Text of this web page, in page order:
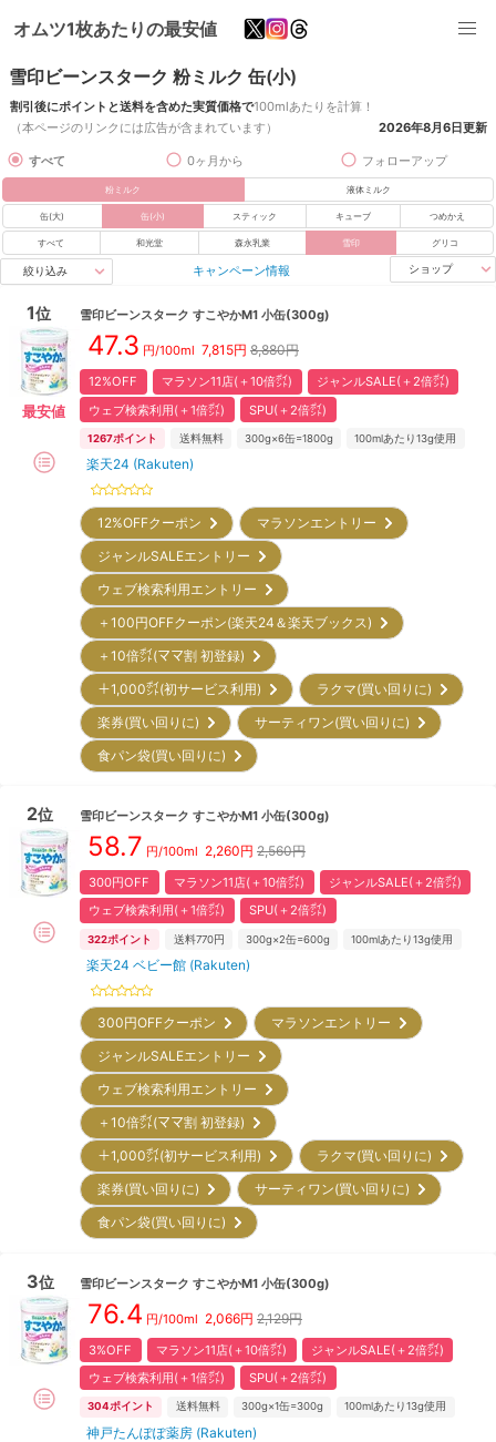
オムツ1枚あたりの最安値
雪印ビーンスターク 粉ミルク 缶(小)
割引後にポイントと送料を含めた実質価格で100mlあたりを計算！
（本ページのリンクには広告が含まれています）
2026年8月6日更新
すべて 0ヶ月から フォローアップ
粉ミルク 液体ミルク
缶(大) 缶(小) スティック キューブ つめかえ
すべて 和光堂 森永乳業 雪印 グリコ
絞り込み キャンペーン情報 ショップ
1位
最安値
雪印ビーンスターク すこやかM1 小缶(300g)
47.3 円/100ml 7,815円 8,880円
12%OFF マラソン11店(＋10倍㌽)
ジャンルSALE(＋2倍㌽)
ウェブ検索利用(＋1倍㌽)
SPU(＋2倍㌽)
1267ポイント 送料無料 300g×6缶=1800g 100mlあたり13g使用
楽天24 (Rakuten)
12%OFFクーポン
マラソンエントリー
ジャンルSALEエントリー
ウェブ検索利用エントリー
＋100円OFFクーポン(楽天24＆楽天ブックス)
＋10倍㌽(ママ割 初登録)
＋1,000㌽(初サービス利用)
ラクマ(買い回りに)
楽券(買い回りに)
サーティワン(買い回りに)
食パン袋(買い回りに)
2位 雪印ビーンスターク すこやかM1 小缶(300g)
58.7 円/100ml 2,260円 2,560円
300円OFF マラソン11店(＋10倍㌽)
ジャンルSALE(＋2倍㌽)
ウェブ検索利用(＋1倍㌽)
SPU(＋2倍㌽)
322ポイント 送料770円 300g×2缶=600g 100mlあたり13g使用
楽天24 ベビー館 (Rakuten)
300円OFFクーポン
マラソンエントリー
ジャンルSALEエントリー
ウェブ検索利用エントリー
＋10倍㌽(ママ割 初登録)
＋1,000㌽(初サービス利用)
ラクマ(買い回りに)
楽券(買い回りに)
サーティワン(買い回りに)
食パン袋(買い回りに)
3位 雪印ビーンスターク すこやかM1 小缶(300g)
76.4 円/100ml 2,066円 2,129円
3%OFF マラソン11店(＋10倍㌽)
ジャンルSALE(＋2倍㌽)
ウェブ検索利用(＋1倍㌽)
SPU(＋2倍㌽)
304ポイント 送料無料 300g×1缶=300g 100mlあたり13g使用
神戸たんぽぽ薬房 (Rakuten)